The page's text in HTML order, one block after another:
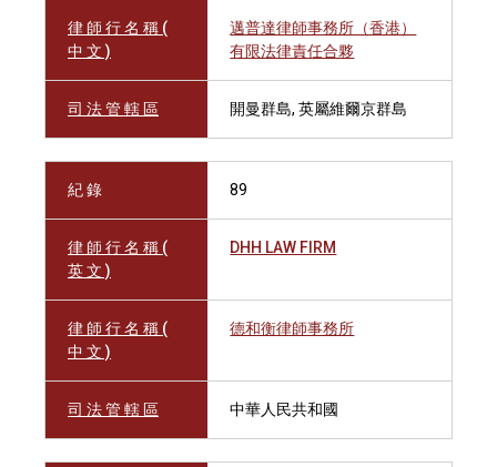
律 師 行 名 稱 (
中 文 )
邁普達律師事務所（香港）
有限法律責任合夥
司 法 管 轄 區 開曼群島, 英屬維爾京群島
紀 錄 89
律 師 行 名 稱 (
英 文 )
DHH LAW FIRM
律 師 行 名 稱 (
中 文 )
德和衡律師事務所
司 法 管 轄 區 中華人民共和國